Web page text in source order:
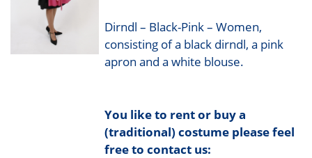
Dirndl – Black-Pink – Women,
consisting of a black dirndl, a pink
apron and a white blouse.
You like to rent or buy a
(traditional) costume please feel
free to contact us: